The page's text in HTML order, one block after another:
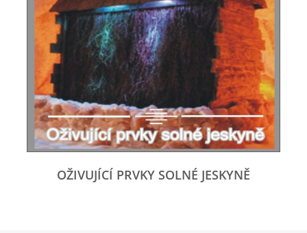
OŽIVUJÍCÍ PRVKY SOLNÉ JESKYNĚ